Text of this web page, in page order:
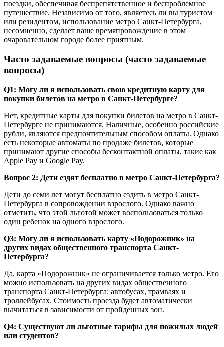
поездки, обеспечивая беспрепятственное и беспроблемное
путешествие. Независимо от того, являетесь ли вы туристом
или резидентом, использование метро Санкт-Петербурга,
несомненно, сделает ваше времяпровождение в этом
очаровательном городе более приятным.
Часто задаваемые вопросы (часто задаваемые
вопросы)
Q1: Могу ли я использовать свою кредитную карту для
покупки билетов на метро в Санкт-Петербурге?
Нет, кредитные карты для покупки билетов на метро в Санкт-
Петербурге не принимаются. Наличные, особенно российские
рубли, являются предпочтительным способом оплаты. Однако
есть некоторые автоматы по продаже билетов, которые
принимают другие способы бесконтактной оплаты, такие как
Apple Pay и Google Pay.
Вопрос 2: Дети ездят бесплатно в метро Санкт-Петербурга?
Дети до семи лет могут бесплатно ездить в метро Санкт-
Петербурга в сопровождении взрослого. Однако важно
отметить, что этой льготой может воспользоваться только
один ребенок на одного взрослого.
Q3: Могу ли я использовать карту «Подорожник» на
других видах общественного транспорта Санкт-
Петербурга?
Да, карта «Подорожник» не ограничивается только метро. Его
можно использовать на других видах общественного
транспорта Санкт-Петербурга: автобусах, трамваях и
троллейбусах. Стоимость проезда будет автоматически
вычитаться в зависимости от пройденных зон.
Q4: Существуют ли льготные тарифы для пожилых людей
или студентов?